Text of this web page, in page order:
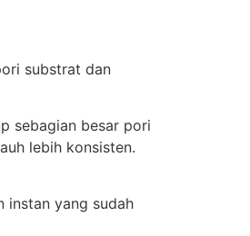
substrat dan
sebagian besar pori
lebih konsisten.
instan yang sudah